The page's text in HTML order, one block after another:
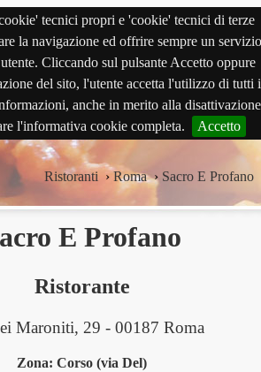
tecnici propri e 'cookie' tecnici di terze
la navigazione ed offrire sempre un servizio
Cliccando sul pulsante Accetto oppure
del sito, l'utente accetta l'utilizzo di tutti i
anche in merito alla
l'informativa cookie completa.
Accetto
Ristoranti ›Roma › Sacro E Profano
E Profano
Ristorante
Maroniti, 29 - 00187 Roma
Zona: Corso (via Del)